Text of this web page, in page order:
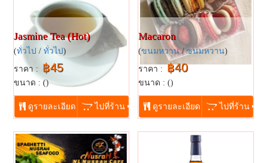
Jasmine Tea (Hot)
(ทั่วไป / ทั่วไป)
ราคา : ฿45
ขนาด : ()
...
ดูรายละเอียด ไปที่ร้าน
Macaron
(ขนมหวาน/ขนมหวาน)
ราคา : ฿40
ขนาด : ()
...
ดูรายละเอียด ไปที่ร้าน